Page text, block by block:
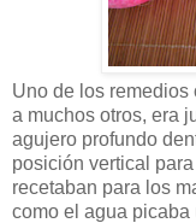
Uno de los remedios
a muchos otros, era
agujero profundo
posición vertical
recetaban para los
como el agua